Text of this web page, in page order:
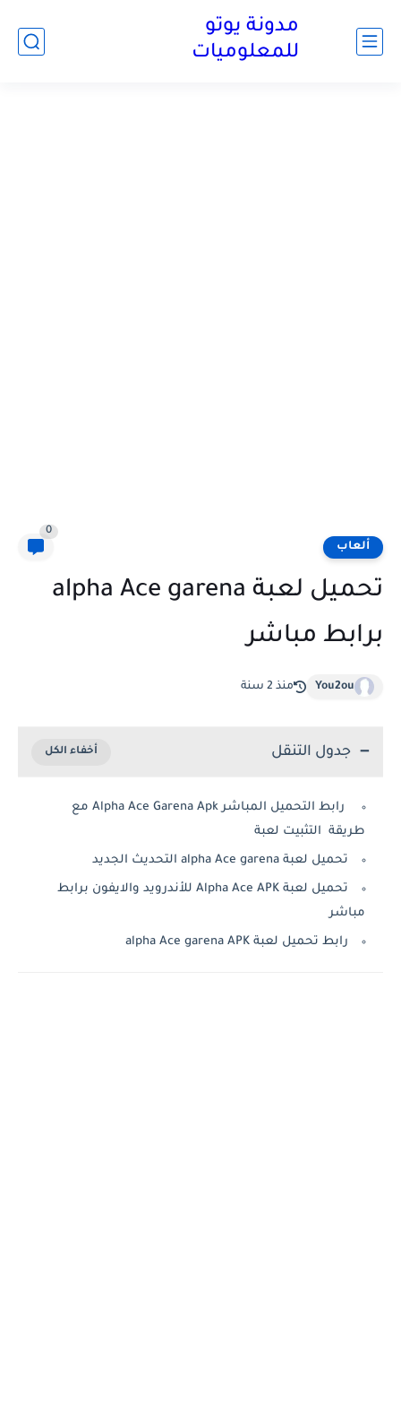
مدونة يوتو
للمعلوميات
ألعاب
0
تحميل لعبة alpha Ace garena
برابط مباشر
You2ou منذ 2 سنة
جدول التنقل
رابط التحميل المباشر Alpha Ace Garena Apk مع
طريقة التثبيت لعبة
تحميل لعبة alpha Ace garena التحديث الجديد
تحميل لعبة Alpha Ace APK للأندرويد والايفون برابط
مباشر
رابط تحميل لعبة alpha Ace garena APK